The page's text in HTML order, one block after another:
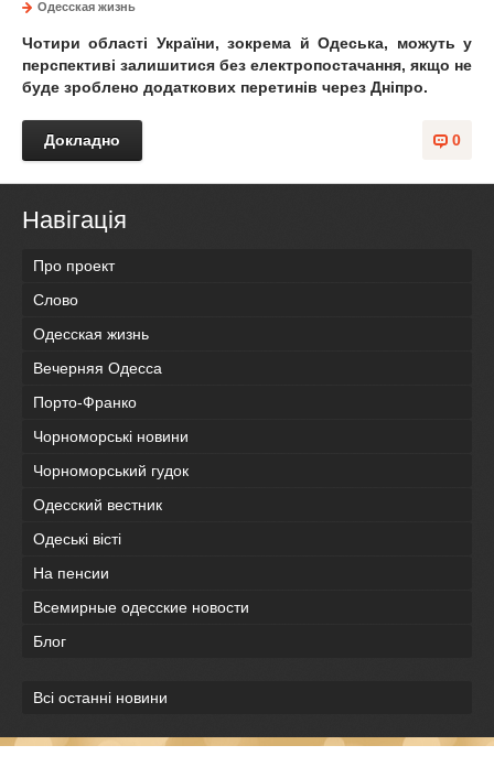
Одесская жизнь
Чотири області України, зокрема й Одеська, можуть у
перспективі залишитися без електропостачання, якщо не
буде зроблено додаткових перетинів через Дніпро.
0
Докладно
Навігація
Про проект
Слово
Одесская жизнь
Вечерняя Одесса
Порто-Франко
Чорноморські новини
Чорноморський гудок
Одесский вестник
Одеськi вiстi
На пенсии
Всемирные одесские новости
Блог
Всі останні новини